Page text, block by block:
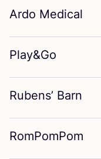
Ardo Medical
Play&Go
Rubens’ Barn
RomPomPom